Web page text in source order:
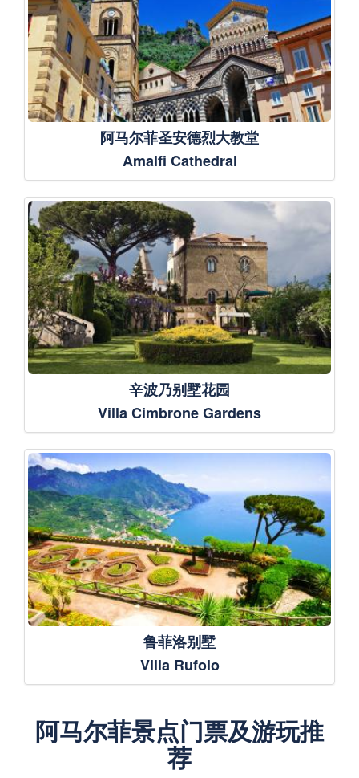
阿马尔菲圣安德烈大教堂
Amalfi Cathedral
辛波乃别墅花园
Villa Cimbrone Gardens
鲁菲洛别墅
Villa Rufolo
阿马尔菲景点门票及游玩推
荐